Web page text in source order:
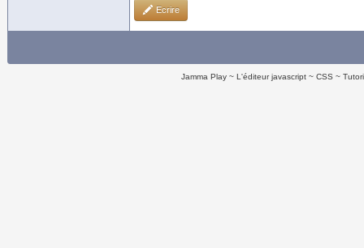
Ecrire
Jamma Play L'éditeur javascript CSS